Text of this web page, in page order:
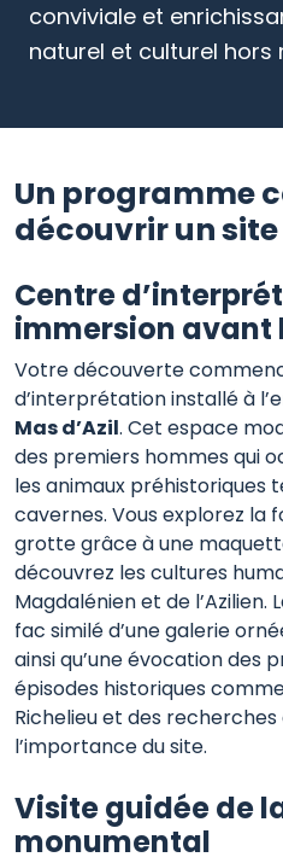
conviviale et
naturel et culturel hors
Un programme
découvrir un
Centre
immersion avant
Votre découverte
d’interprétation installé à
Mas d’Azil. Cet espace
des premiers hommes qui
les animaux préhistoriques
cavernes. Vous explorez la
grotte grâce à une
découvrez les cultures
Magdalénien et de l’Azilien.
fac similé d’une galerie
ainsi qu’une évocation des
épisodes historiques
Richelieu et des
l’importance du site.
Visite guidée de
monumental